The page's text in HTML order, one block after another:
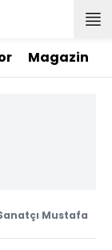
Magazin
Mustafa